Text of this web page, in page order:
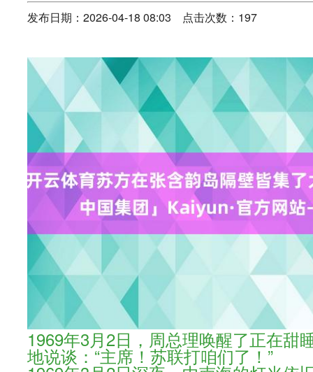
发布日期：2026-04-18 08:03 点击次数：197
1969年3月2日，周总理唤醒了正在甜
地说谈：“主席！苏联打咱们了！”